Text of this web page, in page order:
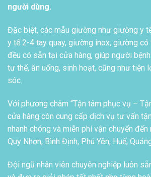
người dùng.
Đặc biệt, các mẫu giường như giường y
y tế 2-4 tay quay, giường inox, giường
đều có sẵn tại cửa hàng, giúp người
tư thế, ăn uống, sinh hoạt, cũng như tiện
sóc.
Với phương châm “Tận tâm phục vụ –
cửa hàng còn cung cấp dịch vụ tư vấn
nhanh chóng và miễn phí vận chuyển
Quy Nhơn, Bình Định, Phú Yên, Huế,
Đội ngũ nhân viên chuyên nghiệp luôn